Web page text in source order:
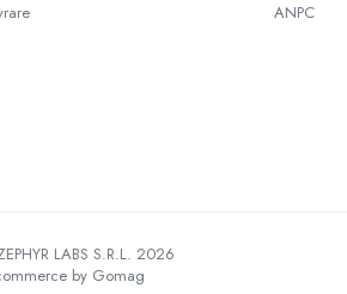
ANPC
LABS S.R.L. 2026
by Gomag